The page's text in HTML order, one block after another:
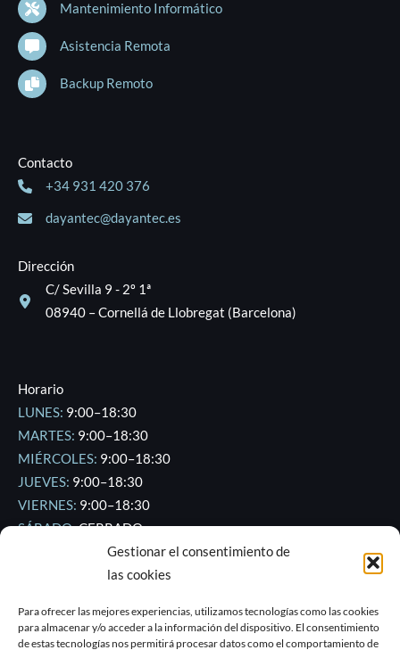
Gestionar el consentimiento de
las cookies
Para ofrecer las mejores experiencias, utilizamos tecnologías como las cookies
para almacenar y/o acceder a la información del dispositivo. El consentimiento
de estas tecnologías nos permitirá procesar datos como el comportamiento de
Mantenimiento Informático
Asistencia Remota
Backup Remoto
Contacto
+34 931 420 376
dayantec@dayantec.es
Dirección
C/ Sevilla 9 - 2º 1ª
08940 – Cornellá de Llobregat (Barcelona)
Horario
LUNES: 9:00–18:30
MARTES: 9:00–18:30
MIÉRCOLES: 9:00–18:30
JUEVES: 9:00–18:30
VIERNES: 9:00–18:30
SÁBADO:CERRADO
CERRADO